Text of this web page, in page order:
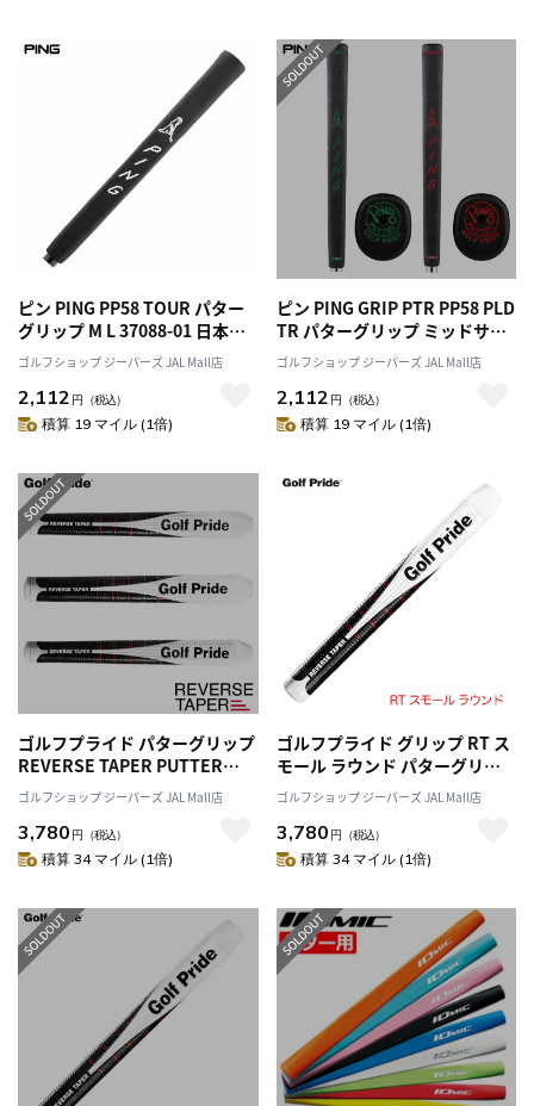
ピン PING PP58 TOUR パター
グリップ M L 37088-01 日本正
規品 日本モデル ゴルフ ゴルフ
用品 グリップ GRIP
ゴルフショップ ジーパーズ JAL Mall店
2,112 円 （税込）
積算 19 マイル (1倍)
ピン PING GRIP PTR PP58 PLD
TR パターグリップ ミッドサイ
ズ 36508 日本正規品 日本モデ
ル ゴルフ ゴルフ用品 グリップ
GRIP
ゴルフショップ ジーパーズ JAL Mall店
2,112 円 （税込）
積算 19 マイル (1倍)
ゴルフプライド パターグリップ
REVERSE TAPER PUTTER
GRIP リバーステーパー GOLF
PRIDE 日本正規品
ゴルフショップ ジーパーズ JAL Mall店
3,780 円 （税込）
積算 34 マイル (1倍)
ゴルフプライド グリップ RT ス
モール ラウンド パターグリッ
プ 2025年モデル GOLF PRIDE
日本正規品
ゴルフショップ ジーパーズ JAL Mall店
3,780 円 （税込）
積算 34 マイル (1倍)